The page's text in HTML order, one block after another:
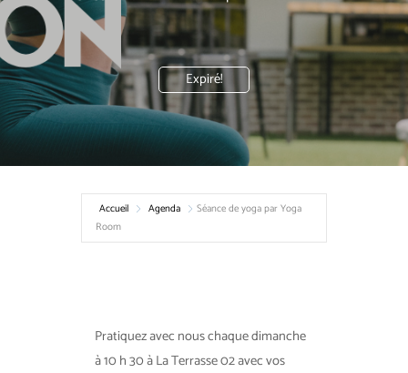
Expiré!
Accueil Agenda
Séance de yoga par Yoga
Room
Pratiquez avec nous chaque dimanche
à 10 h 30 à La Terrasse 02 avec vos